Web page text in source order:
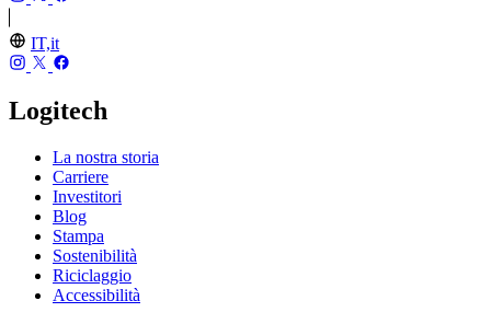
IT,it
Logitech
La nostra storia
Carriere
Investitori
Blog
Stampa
Sostenibilità
Riciclaggio
Accessibilità